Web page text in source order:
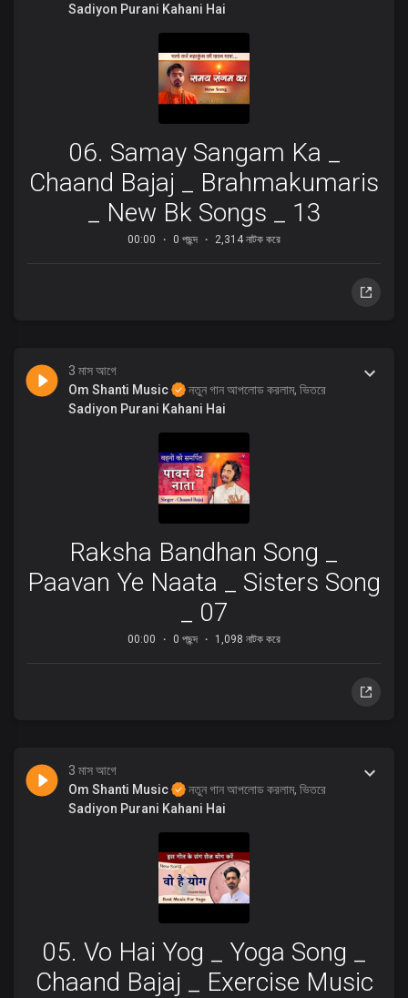
Sadiyon Purani Kahani Hai
06. Samay Sangam Ka _
Chaand Bajaj _ Brahmakumaris
_ New Bk Songs _ 13
00:00 0 পছন্দ 2,314 নাটক করে
3 মাস আগে
Om Shanti Music
নতুন গান আপলোড করলাম, ভিতরে
Sadiyon Purani Kahani Hai
Raksha Bandhan Song _
Paavan Ye Naata _ Sisters Song
_ 07
00:00 0 পছন্দ 1,098 নাটক করে
3 মাস আগে
Om Shanti Music
নতুন গান আপলোড করলাম, ভিতরে
Sadiyon Purani Kahani Hai
05. Vo Hai Yog _ Yoga Song _
Chaand Bajaj _ Exercise Music